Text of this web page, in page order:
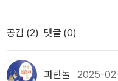
럼 끝까지 같이 남아서 말끔
린 간다!” 하며 낄낄거리고
한둘이 으레 뒤집어쓴다. 나
만나고, 마당풀꽃에 깃드는
를 푸르게 여밀 수 있습니다.
대끼려는 마음에서 피어나
나이를 앞세우기만 하는 데
기’조차 빠듯했습니다. 둘레
찾아본다고 하지만, 저는 ‘크
edeVries #FaustoKoppie
책을 쓴다. 《풀꽃나무 들숲노
다린다. 내가 나를 보기에도
는 핑계로 슈룹을 겨드랑이
을 내어 읽을수록 책맛이 더
춘다. 여러모로 살갑게 줄거
공감 (2) 댓글 (0)
파란놀 2025-